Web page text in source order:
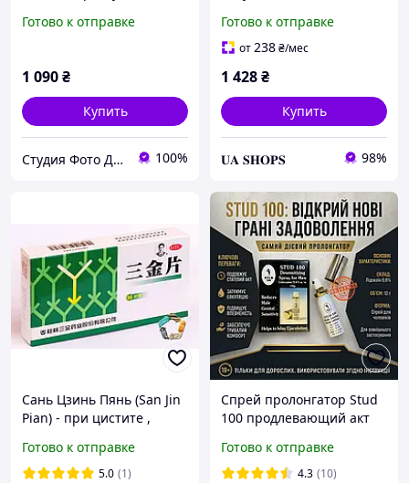
Готово к отправке
1 090₴
Купить
Студия Фото Декор 100%
массы натуральный
спортивное питание
Готово к отправке
от238₴/мес
1 428₴
Купить
𝐔𝐀 𝐒𝐇𝐎𝐏𝐒 98%
Сань Цзинь Пянь (San Jin
Pian) - при цистите ,
мочеиспускании,
мочеполовых инфекциях
Готово к отправке
5.0 (1)
Спрей пролонгатор Stud
100 продлевающий акт
уценка А
Готово к отправке
4.3 (10)